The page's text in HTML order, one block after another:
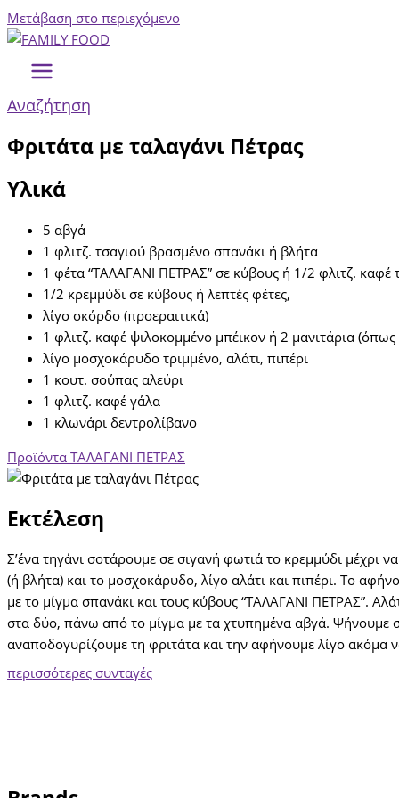
Μετάβαση στο περιεχόμενο
Αναζήτηση
Φριτάτα με ταλαγάνι Πέτρας
Υλικά
5 αβγά
1 φλιτζ. τσαγιού βρασμένο σπανάκι ή βλήτα
1 φέτα “ΤΑΛΑΓΑΝΙ ΠΕΤΡΑΣ” σε κύβους ή 1/2 φλιτζ. καφέ
1/2 κρεμμύδι σε κύβους ή λεπτές φέτες,
λίγο σκόρδο (προεραιτικά)
1 φλιτζ. καφέ ψιλοκομμένο μπέικον ή 2 μανιτάρια
λίγο μοσχοκάρυδο τριμμένο, αλάτι, πιπέρι
1 κουτ. σούπας αλεύρι
1 φλιτζ. καφέ γάλα
1 κλωνάρι δεντρολίβανο
Προϊόντα ΤΑΛΑΓΑΝΙ ΠΕΤΡΑΣ
Εκτέλεση
Σ’ένα τηγάνι σοτάρουμε σε σιγανή φωτιά το κρεμμύδι μέχρι
(ή βλήτα) και το μοσχοκάρυδο, λίγο αλάτι και πιπέρι. Το
με το μίγμα σπανάκι και τους κύβους “ΤΑΛΑΓΑΝΙ ΠΕΤΡΑΣ”.
στα δύο, πάνω από το μίγμα με τα χτυπημένα αβγά. Ψήνουμε
αναποδογυρίζουμε τη φριτάτα και την αφήνουμε λίγο ακόμα
περισσότερες συνταγές